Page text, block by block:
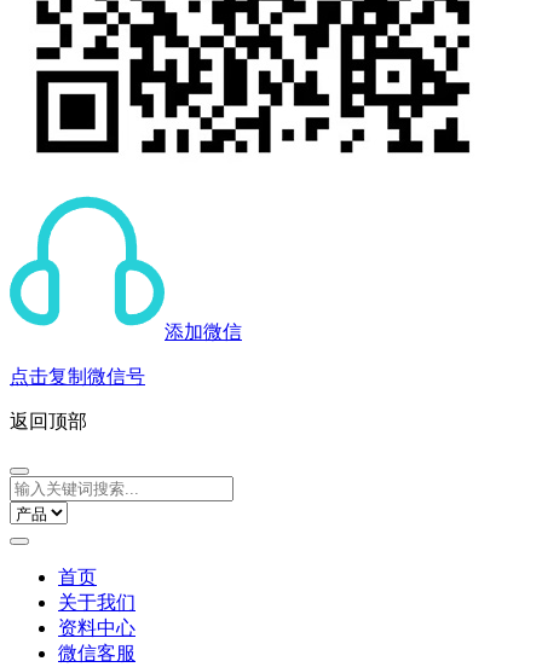
添加微信
点击复制微信号
返回顶部
首页
关于我们
资料中心
微信客服